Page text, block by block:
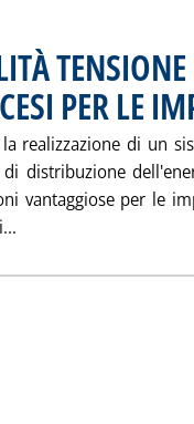
TENSIONE
PER LE
realizzazione di un
distribuzione
vantaggiose per le